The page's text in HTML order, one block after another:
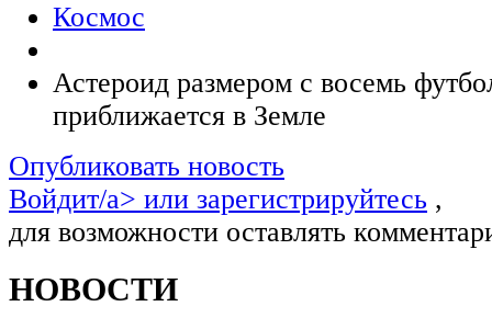
Космос
Астероид размером с восемь
приближается в Земле
Опубликовать новость
Войдит/a> или зарегистрируйтесь ,
для возможности оставлять
НОВОСТИ